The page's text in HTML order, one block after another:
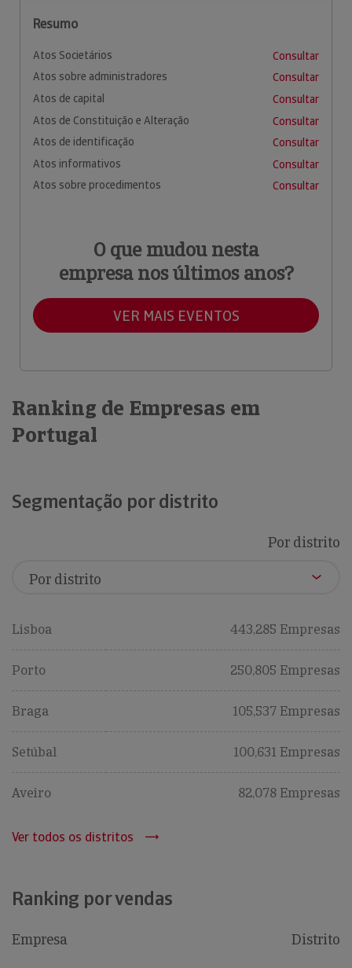
Resumo
Atos Societários
Consultar
Atos sobre administradores
Consultar
Atos de capital
Consultar
Atos de Constituição e Alteração
Consultar
Atos de identificação
Consultar
Atos informativos
Consultar
Atos sobre procedimentos
Consultar
O que mudou nesta
empresa nos últimos anos?
VER MAIS EVENTOS
Ranking de Empresas em
Portugal
Segmentação por distrito
Por distrito
Lisboa 443,285 Empresas
Porto 250,805 Empresas
Braga 105,537 Empresas
Setúbal 100,631 Empresas
Aveiro 82,078 Empresas
Ver todos os distritos
Ranking por vendas
Empresa Distrito